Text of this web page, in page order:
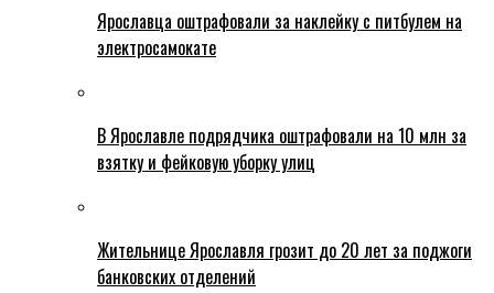
Ярославца оштрафовали за наклейку с питбулем на
электросамокате
В Ярославле подрядчика оштрафовали на 10 млн за
взятку и фейковую уборку улиц
Жительнице Ярославля грозит до 20 лет за поджоги
банковских отделений